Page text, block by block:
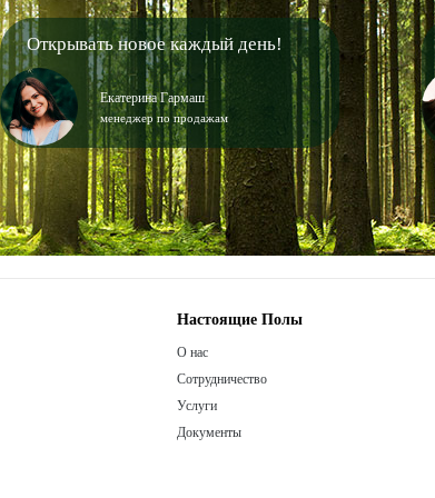
Открывать новое каждый день!
Екатерина Гармаш
менеджер по продажам
Настоящие Полы
О нас
Сотрудничество
Услуги
Документы